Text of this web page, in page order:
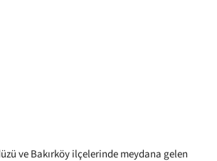
ve Bakırköy ilçelerinde meydana gelen